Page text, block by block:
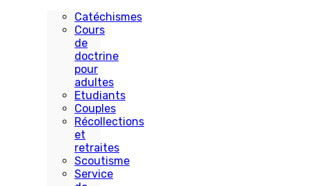
Catéchismes
Cours
de
doctrine
pour
adultes
Etudiants
Couples
Récollections
et
retraites
Scoutisme
Service